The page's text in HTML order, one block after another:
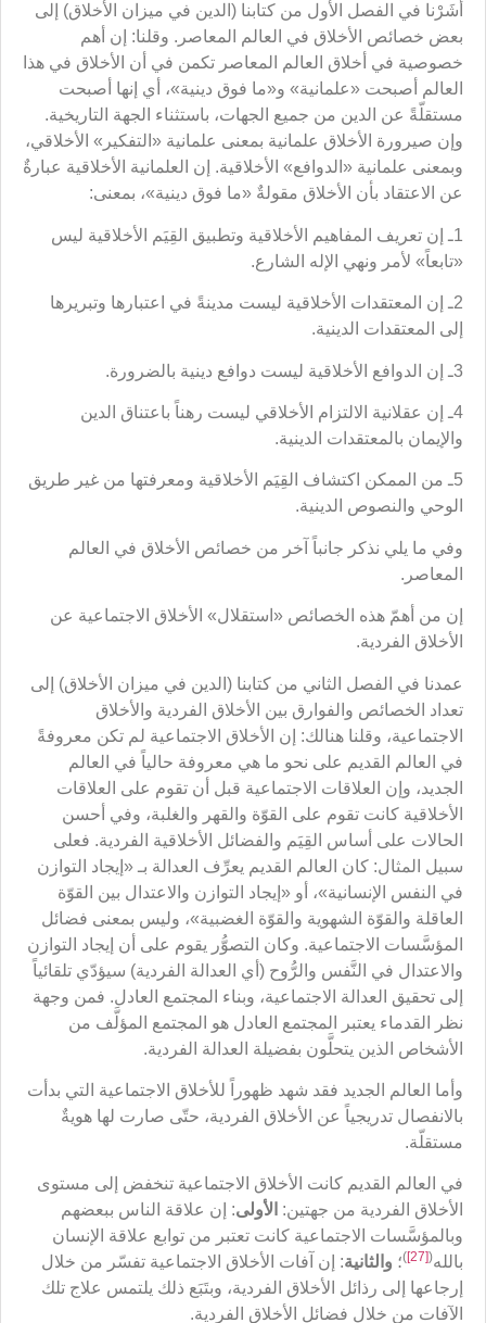
أشَرْنا في الفصل الأول من كتابنا (الدين في ميزان الأخلاق) إلى
بعض خصائص الأخلاق في العالم المعاصر. وقلنا: إن أهم
خصوصية في أخلاق العالم المعاصر تكمن في أن الأخلاق في هذا
العالم أصبحت «علمانية» و«ما فوق دينية»، أي إنها أصبحت
مستقلّةً عن الدين من جميع الجهات، باستثناء الجهة التاريخية.
وإن صيرورة الأخلاق علمانية بمعنى علمانية «التفكير» الأخلاقي،
وبمعنى علمانية «الدوافع» الأخلاقية. إن العلمانية الأخلاقية عبارةٌ
عن الاعتقاد بأن الأخلاق مقولةٌ «ما فوق دينية»، بمعنى:
1ـ إن تعريف المفاهيم الأخلاقية وتطبيق القِيَم الأخلاقية ليس
«تابعاً» لأمر ونهي الإله الشارع.
2ـ إن المعتقدات الأخلاقية ليست مدينةً في اعتبارها وتبريرها
إلى المعتقدات الدينية.
3ـ إن الدوافع الأخلاقية ليست دوافع دينية بالضرورة.
4ـ إن عقلانية الالتزام الأخلاقي ليست رهناً باعتناق الدين
والإيمان بالمعتقدات الدينية.
5ـ من الممكن اكتشاف القِيَم الأخلاقية ومعرفتها من غير طريق
الوحي والنصوص الدينية.
وفي ما يلي نذكر جانباً آخر من خصائص الأخلاق في العالم
المعاصر.
إن من أهمّ هذه الخصائص «استقلال» الأخلاق الاجتماعية عن
الأخلاق الفردية.
عمدنا في الفصل الثاني من كتابنا (الدين في ميزان الأخلاق) إلى
تعداد الخصائص والفوارق بين الأخلاق الفردية والأخلاق
الاجتماعية، وقلنا هنالك: إن الأخلاق الاجتماعية لم تكن معروفةً
في العالم القديم على نحو ما هي معروفة حالياً في العالم
الجديد، وإن العلاقات الاجتماعية قبل أن تقوم على العلاقات
الأخلاقية كانت تقوم على القوّة والقهر والغلبة، وفي أحسن
الحالات على أساس القِيَم والفضائل الأخلاقية الفردية. فعلى
سبيل المثال: كان العالم القديم يعرِّف العدالة بـ «إيجاد التوازن
في النفس الإنسانية»، أو «إيجاد التوازن والاعتدال بين القوّة
العاقلة والقوّة الشهوية والقوّة الغضبية»، وليس بمعنى فضائل
المؤسَّسات الاجتماعية. وكان التصوُّر يقوم على أن إيجاد التوازن
والاعتدال في النَّفس والرُّوح (أي العدالة الفردية) سيؤدّي تلقائياً
إلى تحقيق العدالة الاجتماعية، وبناء المجتمع العادل. فمن وجهة
نظر القدماء يعتبر المجتمع العادل هو المجتمع المؤلَّف من
الأشخاص الذين يتحلَّون بفضيلة العدالة الفردية.
وأما العالم الجديد فقد شهد ظهوراً للأخلاق الاجتماعية التي بدأت
بالانفصال تدريجياً عن الأخلاق الفردية، حتّى صارت لها هويةٌ
مستقلّة.
في العالم القديم كانت الأخلاق الاجتماعية تنخفض إلى مستوى
الأخلاق الفردية من جهتين: الأولى: إن علاقة الناس ببعضهم
وبالمؤسَّسات الاجتماعية كانت تعتبر من توابع علاقة الإنسان
بالله(
[27]
)؛ والثانية: إن آفات الأخلاق الاجتماعية تفسّر من خلال
إرجاعها إلى رذائل الأخلاق الفردية، وبتَبَع ذلك يلتمس علاج تلك
الآفات من خلال فضائل الأخلاق الفردية.